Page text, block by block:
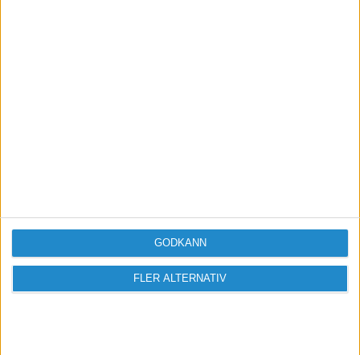
FLER ALTERNATIV
GODKÄNN